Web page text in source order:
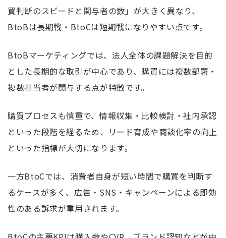
買判断のスピードと関与者の数」が大きく異なり、
BtoBは長期戦・BtoCは短期戦になりやすい点です。
BtoBマーケティングでは、法人全体の課題解決を目的
とした長期的な取引が中心であり、購買には複数部署・
複数担当者が関与する点が特徴です。
購買プロセスも慎重で、情報収集・比較検討・社内承認
といった段階を経るため、リード育成や商談化率の向上
といった指標が大切になります。
一方BtoCでは、消費者自身が短い時間で購買を判断す
るケースが多く、広告・SNS・キャンペーンによる即効
性のある訴求が重用されます。